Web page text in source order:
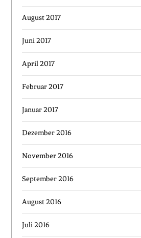
August 2017
Juni 2017
April 2017
Februar 2017
Januar 2017
Dezember 2016
November 2016
September 2016
August 2016
Juli 2016